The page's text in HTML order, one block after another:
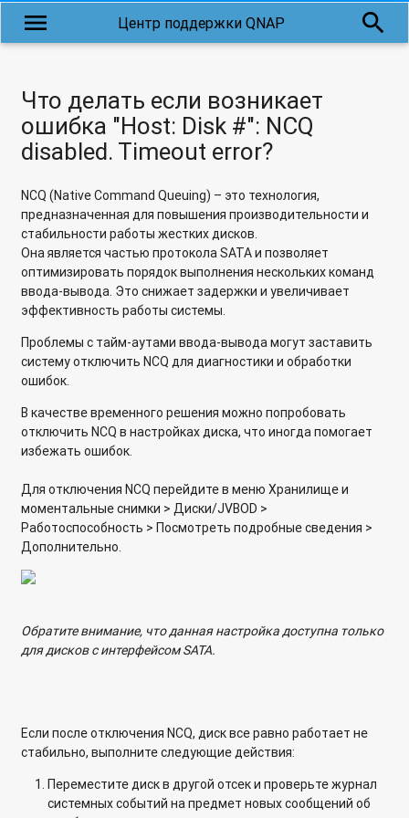
menu
Что делать, если том перешел в режим чтения/удаления?
disabled. Timeout error?
Как сбросить настройки сети и виртуального коммутатора
через командную строку
Как вручную собрать диагностические журналы без
использования приложения Helpdesk?
Что делать, если при входе в веб-интерфейс возникла
ошибка "Недостаточно системного хранилища: RAMDisk(/
или /tmp)"?
QVR Pro?
Как восстановить NAS, если файлы конфигурации не
подключаются автоматически или повреждены?
Почему я не могу подключиться к NAS через SSH после
Почему мой задание Snapshot Replica завершилось с
ошибкой "Недостаточно места"?
Почему я не могу получить доступ к общим папкам NAS
через Проводник Windows (SMB)?
Центр поддержки QNAP search
Что делать если возникает
ошибка "Host: Disk #": NCQ
disabled. Timeout error?
NCQ (Native Command Queuing) – это технология,
предназначенная для повышения производительности и
стабильности работы жестких дисков.
Она является частью протокола SATA и позволяет
оптимизировать порядок выполнения нескольких команд
ввода-вывода. Это снижает задержки и увеличивает
эффективность работы системы.
Проблемы с тайм-аутами ввода-вывода могут заставить
систему отключить NCQ для диагностики и обработки
ошибок.
В качестве временного решения можно попробовать
отключить NCQ в настройках диска, что иногда помогает
избежать ошибок.
Для отключения NCQ перейдите в меню Хранилище и
моментальные снимки > Диски/JVBOD >
Работоспособность > Посмотреть подробные сведения >
Дополнительно.
Обратите внимание, что данная настройка доступна только
для дисков с интерфейсом SATA.
Если после отключения NCQ, диск все равно работает не
стабильно, выполните следующие действия:
Переместите диск в другой отсек и проверьте журнал
системных событий на предмет новых сообщений об